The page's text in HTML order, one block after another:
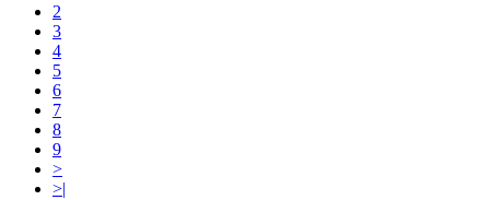
2
3
4
5
6
7
8
9
>
>|